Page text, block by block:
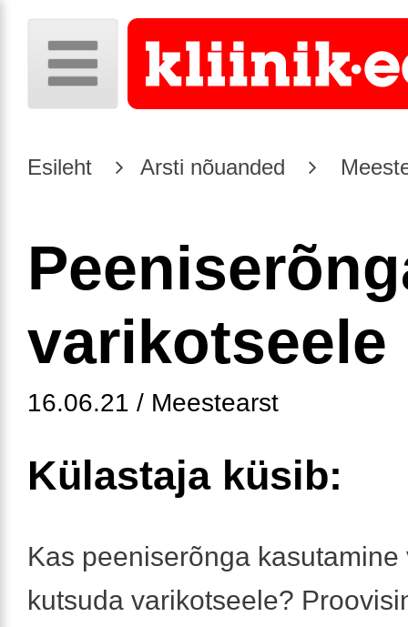
Esileht Arsti nõuanded
varikotseele
16.06.21 / Meestearst
Külastaja küsib:
Kas peeniserõnga kasutamine
kutsuda varikotseele?